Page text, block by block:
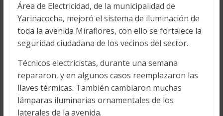
Área de Electricidad, de la municipalidad de
Yarinacocha, mejoró el sistema de iluminación de
toda la avenida Miraflores, con ello se fortalece la
seguridad ciudadana de los vecinos del sector.
Técnicos electricistas, durante una semana
repararon, y en algunos casos reemplazaron las
llaves térmicas. También cambiaron muchas
lámparas iluminarias ornamentales de los
laterales de la avenida.